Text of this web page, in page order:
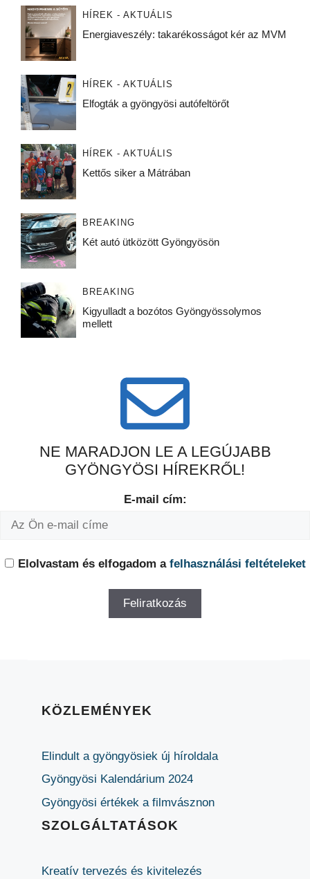
HÍREK - AKTUÁLIS
Energiaveszély: takarékosságot kér az MVM
HÍREK - AKTUÁLIS
Elfogták a gyöngyösi autófeltörőt
HÍREK - AKTUÁLIS
Kettős siker a Mátrában
BREAKING
Két autó ütközött Gyöngyösön
BREAKING
Kigyulladt a bozótos Gyöngyössolymos
mellett
NE MARADJON LE A LEGÚJABB
GYÖNGYÖSI HÍREKRŐL!
E-mail cím:
Elolvastam és elfogadom a felhasználási feltételeket
KÖZLEMÉNYEK
Elindult a gyöngyösiek új híroldala
Gyöngyösi Kalendárium 2024
Gyöngyösi értékek a filmvásznon
SZOLGÁLTATÁSOK
Kreatív tervezés és kivitelezés